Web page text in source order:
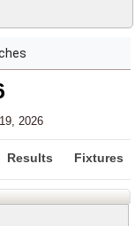
2026
Results Fixtures